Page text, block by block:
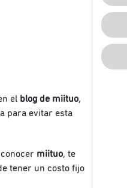
el blog de miituo,
para evitar esta
miituo, te
tener un costo fijo